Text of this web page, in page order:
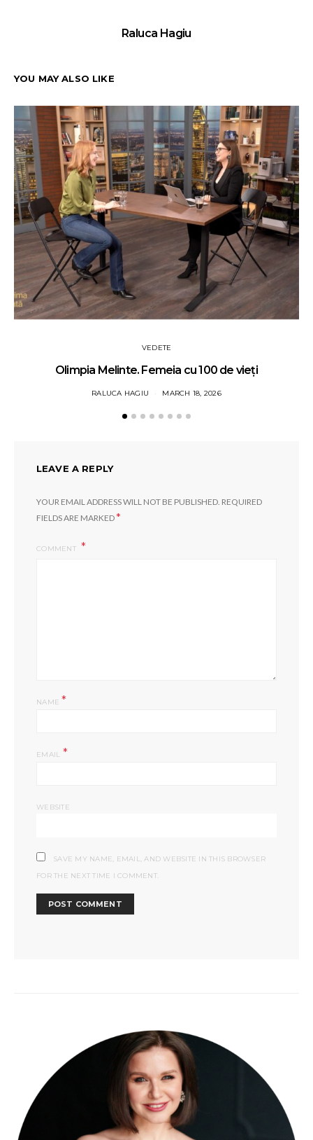
Raluca Hagiu
YOU MAY ALSO LIKE
VEDETE
Olimpia Melinte. Femeia cu 100 de vieți
RALUCA HAGIU MARCH 18, 2026
LEAVE A REPLY
YOUR EMAIL ADDRESS WILL NOT BE PUBLISHED. REQUIRED
FIELDS ARE MARKED*
COMMENT
NAME *
EMAIL *
WEBSITE
SAVE MY NAME, EMAIL, AND WEBSITE IN THIS BROWSER
FOR THE NEXT TIME I COMMENT.